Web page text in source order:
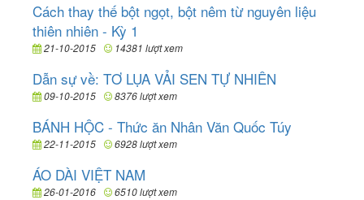
Cách thay thế bột ngọt, bột nêm từ nguyên liệu
thiên nhiên - Kỳ 1
21-10-2015 14381 lượt xem
Dẫn sự về: TƠ LỤA VẢI SEN TỰ NHIÊN
09-10-2015 8376 lượt xem
BÁNH HỘC - Thức ăn Nhân Văn Quốc Túy
22-11-2015 6928 lượt xem
ÁO DÀI VIỆT NAM
26-01-2016 6510 lượt xem